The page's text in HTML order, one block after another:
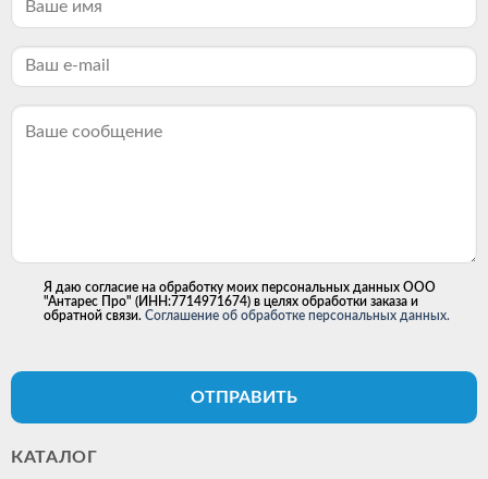
Я даю согласие на обработку моих персональных данных ООО
"Антарес Про" (ИНН:7714971674) в целях обработки заказа и
обратной связи. Соглашение об обработке персональных данных.
ОТПРАВИТЬ
КАТАЛОГ